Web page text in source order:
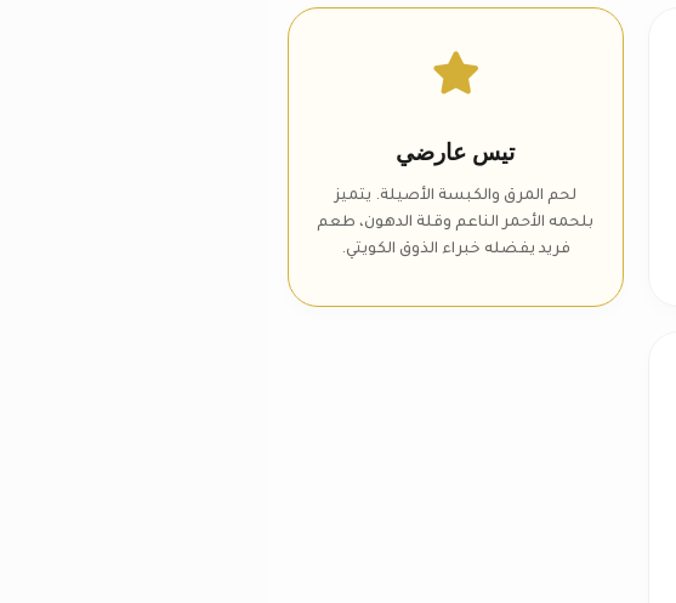
تيس عارضي
لحم المرق والكبسة الأصيلة. يتميز
بلحمه الأحمر الناعم وقلة الدهون، طعم
فريد يفضله خبراء الذوق الكويتي.